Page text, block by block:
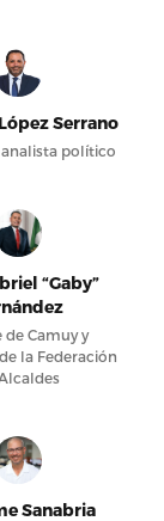
Serrano
político
“Gaby”
de Camuy y
la Federación
Sanabria